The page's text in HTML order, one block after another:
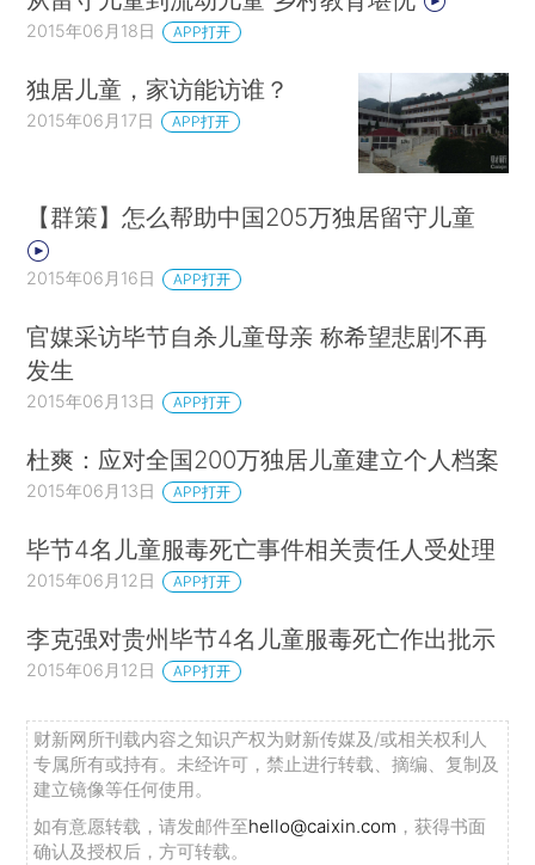
2015年06月18日 APP打开
独居儿童，家访能访谁？
2015年06月17日 APP打开
【群策】怎么帮助中国205万独居留守儿童
2015年06月16日 APP打开
官媒采访毕节自杀儿童母亲 称希望悲剧不再
发生
2015年06月13日 APP打开
杜爽：应对全国200万独居儿童建立个人档案
2015年06月13日 APP打开
毕节4名儿童服毒死亡事件相关责任人受处理
2015年06月12日 APP打开
李克强对贵州毕节4名儿童服毒死亡作出批示
2015年06月12日 APP打开
财新网所刊载内容之知识产权为财新传媒及/或相关权利人
专属所有或持有。未经许可，禁止进行转载、摘编、复制及
建立镜像等任何使用。
如有意愿转载，请发邮件至hello@caixin.com ，获得书面
确认及授权后，方可转载。